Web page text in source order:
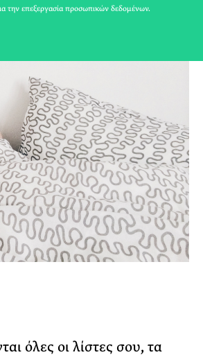
όλες οι λίστες σου, τα
31 ΙΟΥΛΙΟΥ 2026 ΚΟΙΝΩΝΙΑ
την επεξεργασία προσωπικών δεδομένων.